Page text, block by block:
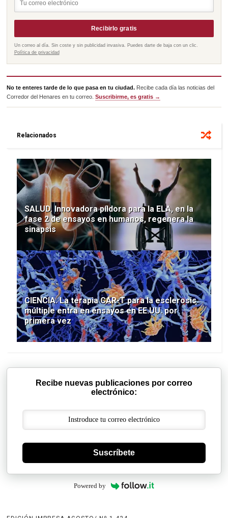
Recibirlo gratis
Un correo al día. Sin coste y sin publicidad invasiva. Puedes darte de baja con un clic.
Política de privacidad
No te enteres tarde de lo que pasa en tu ciudad. Recibe cada día las noticias del
Corredor del Henares en tu correo.Suscribirme, es gratis →
Relacionados
SALUD. Innovadora píldora para la ELA, en la
fase 2 de ensayos en humanos, regenera la
sinapsis
CIENCIA. La terapia CAR-T para la esclerosis
múltiple entra en ensayos en EE.UU. por
primera vez
Recibe nuevas publicaciones por correo
electrónico:
Suscríbete
Powered by